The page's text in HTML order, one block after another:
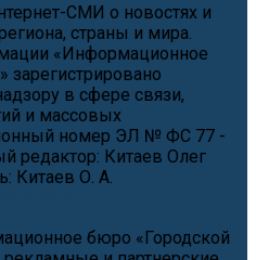
СМИ о новостях и
страны и мира.
«Информационное
зарегистрировано
в сфере связи,
и массовых
номер ЭЛ № ФС 77 -
редактор: Китаев Олег
Китаев О. А.
бюро «Городской